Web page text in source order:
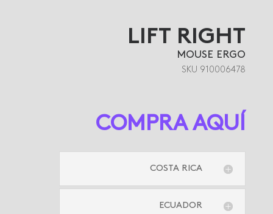
LIFT RIGHT
MOUSE ERGO
SKU 910006478
COMPRA AQUÍ
COSTA RICA
ECUADOR